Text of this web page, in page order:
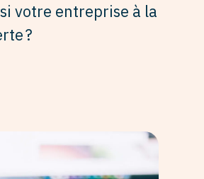
votre entreprise à la
?